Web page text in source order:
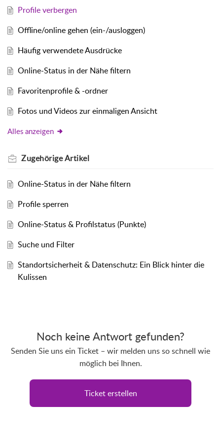
Profile verbergen
Offline/online gehen (ein-/ausloggen)
Häufig verwendete Ausdrücke
Online-Status in der Nähe filtern
Favoritenprofile & -ordner
Fotos und Videos zur einmaligen Ansicht
Alles anzeigen
ZugehörigeArtikel
Online-Status in der Nähe filtern
Profile sperren
Online-Status & Profilstatus (Punkte)
Suche und Filter
Standortsicherheit & Datenschutz: Ein Blick hinter die
Kulissen
Noch keine Antwort gefunden?
Senden Sie uns ein Ticket – wir melden uns so schnell wie
möglich bei Ihnen.
Ticket erstellen